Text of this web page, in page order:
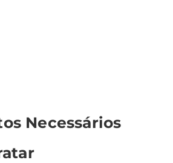
Necessários